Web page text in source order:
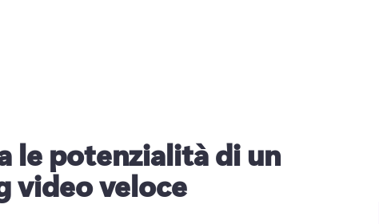
le potenzialità di un
video veloce